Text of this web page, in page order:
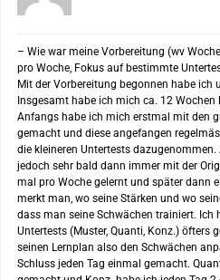
– Wie war meine Vorbereitung (wv
pro Woche, Fokus auf bestimmte
Mit der Vorbereitung begonnen habe ich
Insgesamt habe ich mich ca. 12 Wochen
Anfangs habe ich mich erstmal mit den
gemacht und diese angefangen
die kleineren Untertests
jedoch sehr bald dann immer mit der
mal pro Woche gelernt und später dann
merkt man, wo seine Stärken und wo
dass man seine Schwächen trainiert. Ich
Untertests (Muster, Quanti, Konz.) öfters
seinen Lernplan also den Schwächen
Schluss jeden Tag einmal gemacht.